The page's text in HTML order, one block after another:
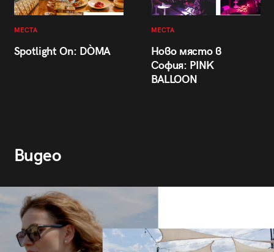
МЕСТА
Spotlight On: DÒMA
МЕСТА
Ново място в
София: PINK
BALLOON
Видео